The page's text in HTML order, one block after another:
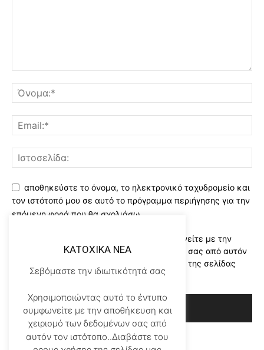
αποθηκεύστε το όνομα, το ηλεκτρονικό ταχυδρομείο και
τον ιστότοπό μου σε αυτό το πρόγραμμα περιήγησης για την
επόμενη φορά που θα σχολιάσω.
Χρησιμοποιώντας αυτό το έντυπο συμφωνείτε με την
αποθήκευση και χειρισμό των δεδομένων σας από αυτόν
τον ιστότοπο..Διαβάστε του ορους χρήσης της σελίδας
μας*
KATOXIKA NEA
Σεβόμαστε την ιδιωτικότητά σας
Χρησιμοποιώντας αυτό το έντυπο
συμφωνείτε με την αποθήκευση και
χειρισμό των δεδομένων σας από
αυτόν τον ιστότοπο..Διαβάστε του